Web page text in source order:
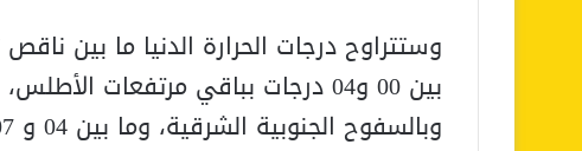
بين 00 و04 درجات بباقي مرتفعات